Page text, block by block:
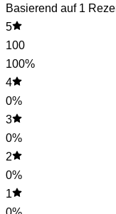
Basierend auf 1
5
100
100%
4
0%
3
0%
2
0%
1